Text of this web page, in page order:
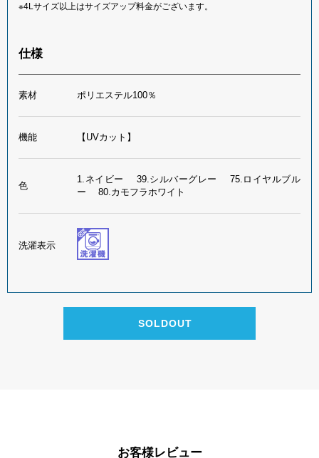
※4Lサイズ以上はサイズアップ料金がございます。
仕様
素材 ポリエステル100％
機能 【UVカット】
色
1.ネイビー 39.シルバーグレー 75.ロイヤルブル
ー 80.カモフラホワイト
洗濯表示
お客様レビュー